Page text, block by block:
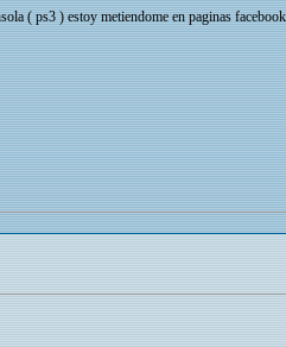
( ps3 ) estoy metiendome en paginas